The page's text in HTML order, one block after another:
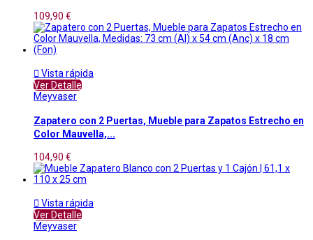
109,90 €
 Vista rápida
Ver Detalle
Meyvaser
Zapatero con 2 Puertas, Mueble para Zapatos Estrecho en
Color Mauvella,...
104,90 €
 Vista rápida
Ver Detalle
Meyvaser